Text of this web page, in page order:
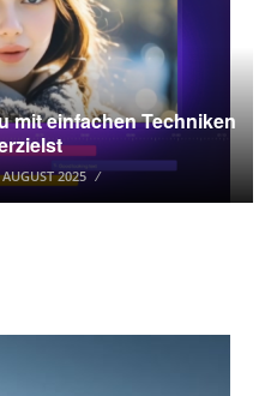
mit einfachen Techniken
2025